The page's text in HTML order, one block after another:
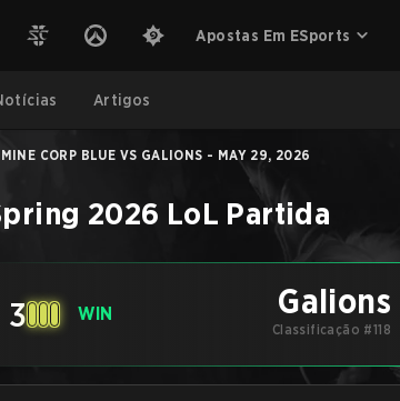
Apostas Em ESports
Artigos
CORP BLUE VS GALIONS - MAY 29, 2026
2026 LoL Partida
3 WIN Galions
Classificação #118